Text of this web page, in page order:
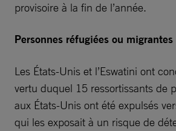
provisoire à la fin de l’année.
Personnes réfugiées ou migrantes
Les États-Unis et l’Eswatini ont
vertu duquel 15 ressortissants de
aux États-Unis ont été expulsés
qui les exposait à un risque de